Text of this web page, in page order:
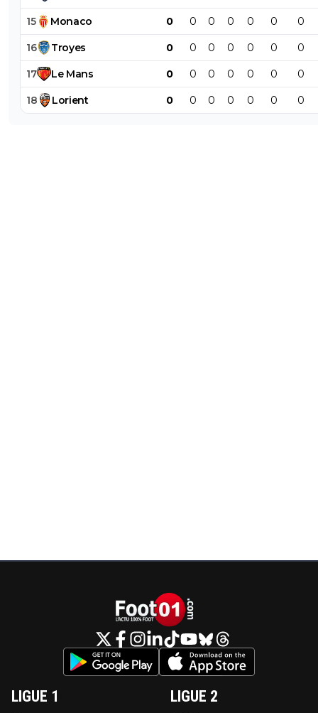
A ceci prêt que pirater et crée un miroir d un ott
quasi impossible alors que faire un miroir d une
d un programme est easy. Donc en cas de
diffusera le flux direct en décalé pas ce qui revient
0+
dataplayer 25 février 2020 à 21:49
truc comme ça ^^Lequel est le mieux ? Ça se
un fournisseur sérieuxTu peux tester 24 h
gratuitement les abonnements, à toi de te
idée
0+ Répondre
Merci mon ami ! 👍
15 Monaco 0 0 0 0 0 0 0
16 Troyes 0 0 0 0 0 0 0
17 Le Mans 0 0 0 0 0 0 0
18 Lorient 0 0 0 0 0 0 0
LIGUE 1 LIGUE 2